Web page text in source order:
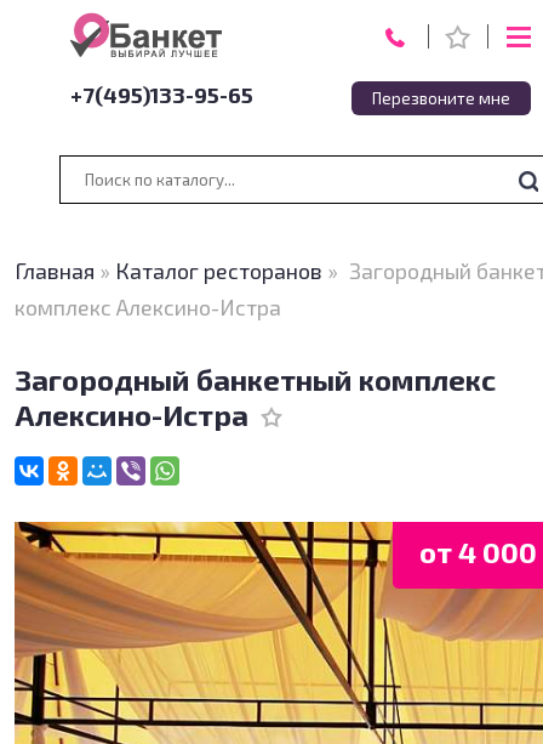
+7(495)133-95-65 Перезвоните мне
Главная » Каталог ресторанов » Загородный
комплекс Алексино-Истра
Загородный банкетный комплекс
Алексино-Истра
от 4 000